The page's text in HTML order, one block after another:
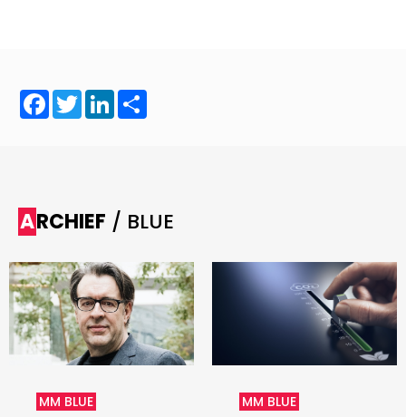
Facebook
TwitterLinkedIn
ARCHIEF / BLUE
MM BLUE MM BLUE